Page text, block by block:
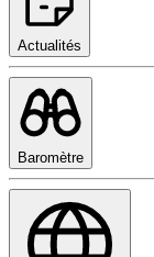
Actualités
Baromètre